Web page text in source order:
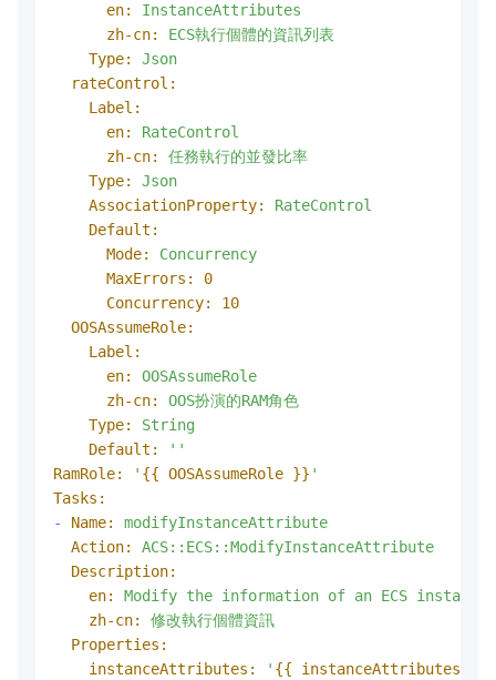
en:
InstanceAttributes
zh-cn:
ECS執行個體的資訊列表
Type:
Json
rateControl:
Label:
en:
RateControl
zh-cn:
任務執行的並發比率
Type:
Json
AssociationProperty:
RateControl
Default:
Mode:
Concurrency
MaxErrors:
0
Concurrency:
10
OOSAssumeRole:
Label:
en:
OOSAssumeRole
zh-cn:
OOS扮演的RAM角色
Type:
String
Default:
''
RamRole:
' {{ OOSAssumeRole }} '
Tasks:
-
Name:
modifyInstanceAttribute
Action:
ACS::ECS::ModifyInstanceAttribute
Description:
en:
Modify the information of an ECS instance
zh-cn:
修改執行個體資訊
Properties:
instanceAttributes:
' {{ instanceAttributes }}